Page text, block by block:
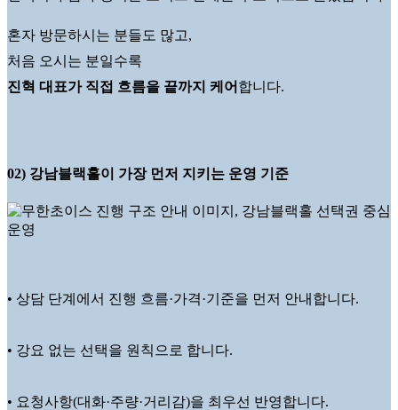
혼자 방문하시는 분들도 많고,
처음 오시는 분일수록
진혁 대표가 직접 흐름을 끝까지 케어 합니다.
02) 강남블랙홀이 가장 먼저 지키는 운영 기준
• 상담 단계에서 진행 흐름·가격·기준을 먼저 안내합니다.
• 강요 없는 선택을 원칙으로 합니다.
• 요청사항(대화·주량·거리감)을 최우선 반영합니다.